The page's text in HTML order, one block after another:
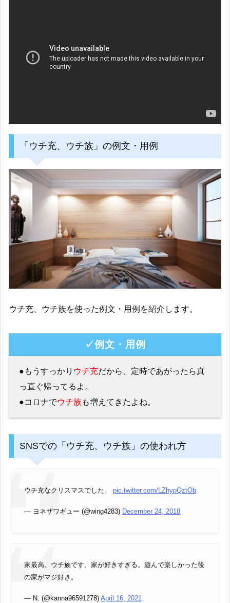
「ウチ充、ウチ族」の例文・用例
ウチ充、ウチ族を使った例文・用例を紹介します。
✓例文・用例
●もうすっかり ウチ充だから、定時であがったら真
っ直ぐ帰ってるよ。
●コロナでウチ族も増えてきたよね。
SNSでの「ウチ充、ウチ族」の使われ方
ウチ充なクリスマスでした。 pic.twitter.com/LZhypQztOb
— ヨネザワギュー (@wing4283) December 24, 2018
家最高。ウチ族です。家が好きすぎる。遊んで楽しかった後
の家がマジ好き。
— N. (@kanna96591278) April 16, 2021